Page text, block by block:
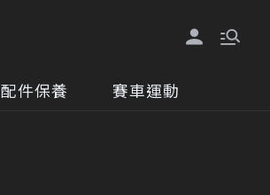
配件保養 賽車運動